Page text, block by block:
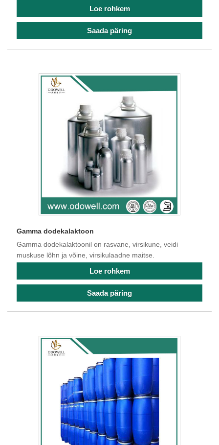
Loe rohkem
Saada päring
Gamma dodekalaktoon
Gamma dodekalaktoonil on rasvane, virsikune, veidi
muskuse lõhn ja võine, virsikulaadne maitse.
Loe rohkem
Saada päring